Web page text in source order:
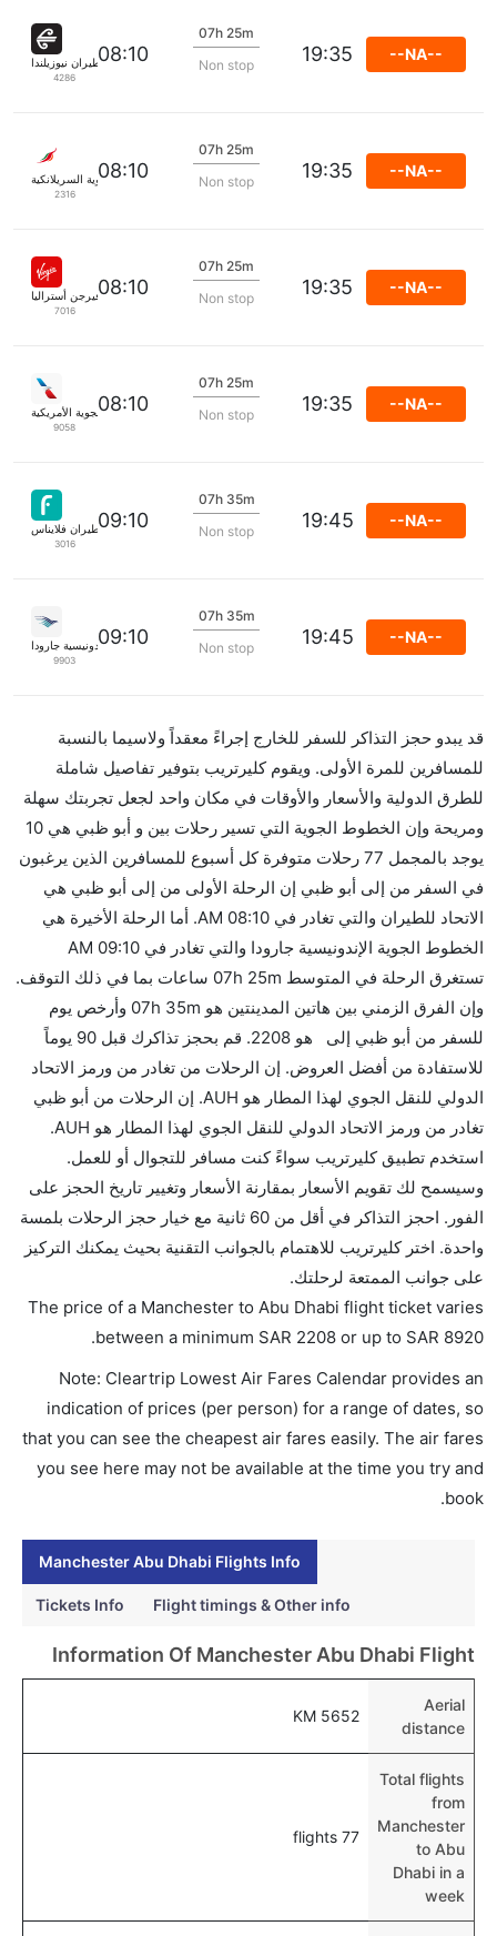
طيران نيوزيلندا
4286
08:10
07h 25m
Non stop
19:35 --NA--
الخطوط الجوية السريلانكية
2316
08:10
07h 25m
Non stop
19:35 --NA--
فيرجن أستراليا
7016
08:10
07h 25m
Non stop
19:35 --NA--
الخطوط الجوية الأمريكية
9058
08:10
07h 25m
Non stop
19:35 --NA--
خطوط الطيران فلايناس
3016
09:10
07h 35m
Non stop
19:45 --NA--
الخطوط الجوية الإندونيسية جارودا
9903
09:10
07h 35m
Non stop
19:45 --NA--
قد يبدو حجز التذاكر للسفر للخارج إجراءً معقداً ولاسيما بالنسبة
للمسافرين للمرة الأولى. ويقوم كليرتريب بتوفير تفاصيل شاملة
للطرق الدولية والأسعار والأوقات في مكان واحد لجعل تجربتك سهلة
ومريحة وإن الخطوط الجوية التي تسير رحلات بين و أبو ظبي هي 10
يوجد بالمجمل 77 رحلات متوفرة كل أسبوع للمسافرين الذين يرغبون
في السفر من إلى أبو ظبي إن الرحلة الأولى من إلى أبو ظبي هي
الاتحاد للطيران والتي تغادر في 08:10 AM. أما الرحلة الأخيرة هي
الخطوط الجوية الإندونيسية جارودا والتي تغادر في 09:10 AM
تستغرق الرحلة في المتوسط 07h 25m ساعات بما في ذلك التوقف.
وإن الفرق الزمني بين هاتين المدينتين هو 07h 35m وأرخص يوم
للسفر من أبو ظبي إلى هو 2208. قم بحجز تذاكرك قبل 90 يوماً
للاستفادة من أفضل العروض. إن الرحلات من تغادر من ورمز الاتحاد
الدولي للنقل الجوي لهذا المطار هو AUH. إن الرحلات من أبو ظبي
تغادر من ورمز الاتحاد الدولي للنقل الجوي لهذا المطار هو AUH.
استخدم تطبيق كليرتريب سواءً كنت مسافر للتجوال أو للعمل.
وسيسمح لك تقويم الأسعار بمقارنة الأسعار وتغيير تاريخ الحجز على
الفور. احجز التذاكر في أقل من 60 ثانية مع خيار حجز الرحلات بلمسة
واحدة. اختر كليرتريب للاهتمام بالجوانب التقنية بحيث يمكنك التركيز
على جوانب الممتعة لرحلتك.
The price of a Manchester to Abu Dhabi flight ticket varies
between a minimum SAR 2208 or up to SAR 8920
.
Note: Cleartrip Lowest Air Fares Calendar provides an
indication of prices (per person) for a range of dates, so
that you can see the cheapest air fares easily. The air fares
you see here may not be available at the time you try and
book.
Manchester Abu Dhabi Flights Info
Tickets Info Flight timings & Other info
Information Of Manchester Abu Dhabi Flight
Aerial
distance
5652 KM
Total flights
from
Manchester
to Abu
Dhabi in a
week
77 flights